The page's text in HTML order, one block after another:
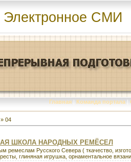
Электронное СМИ
Главная | Команда портала |
» 04
ШКОЛА НАРОДНЫХ РЕМЁСЕЛ
ремеслам Русского Севера ( ткачество,
глиняная игрушка, орнаментальное